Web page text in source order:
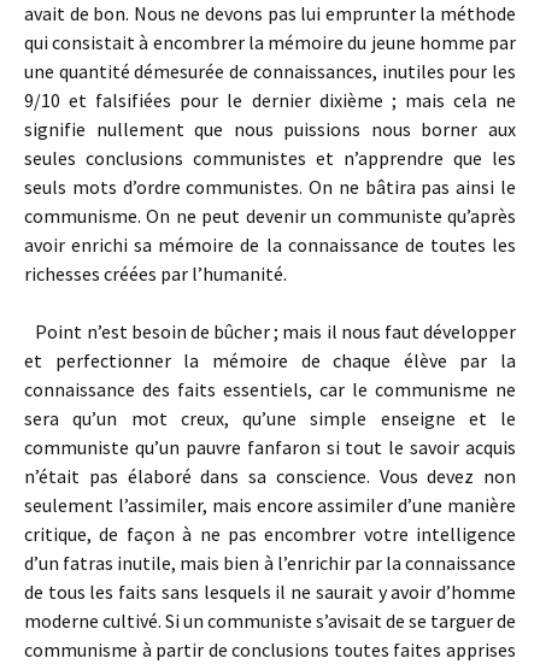
avait de bon. Nous ne devons pas lui emprunter la méthode
qui consistait à encombrer la mémoire du jeune homme par
une quantité démesurée de connaissances, inutiles pour les
9/10 et falsifiées pour le dernier dixième ; mais cela ne
signifie nullement que nous puissions nous borner aux
seules conclusions communistes et n’apprendre que les
seuls mots d’ordre communistes. On ne bâtira pas ainsi le
communisme. On ne peut devenir un communiste qu’après
avoir enrichi sa mémoire de la connaissance de toutes les
richesses créées par l’humanité.
Point n’est besoin de bûcher ; mais il nous faut développer
et perfectionner la mémoire de chaque élève par la
connaissance des faits essentiels, car le communisme ne
sera qu’un mot creux, qu’une simple enseigne et le
communiste qu’un pauvre fanfaron si tout le savoir acquis
n’était pas élaboré dans sa conscience. Vous devez non
seulement l’assimiler, mais encore assimiler d’une manière
critique, de façon à ne pas encombrer votre intelligence
d’un fatras inutile, mais bien à l’enrichir par la connaissance
de tous les faits sans lesquels il ne saurait y avoir d’homme
moderne cultivé. Si un communiste s’avisait de se targuer de
communisme à partir de conclusions toutes faites apprises